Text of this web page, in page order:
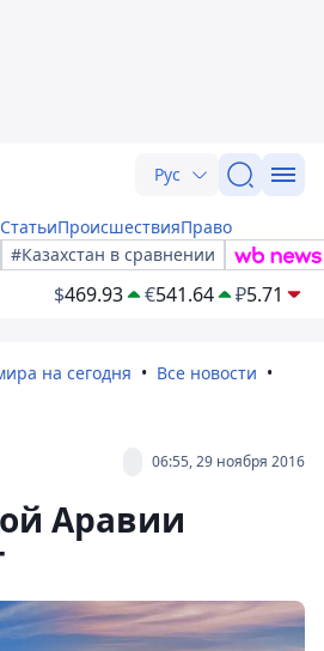
Рус
СтатьиПроисшествияПраво
#Казахстан в сравнении
$469.93 €541.64 ₽5.71
на сегодня
Все новости
06:55, 29 ноября 2016
Аравии